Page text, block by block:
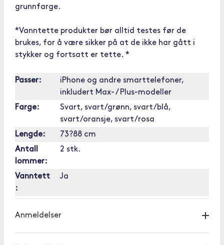
grunnfarge.
*Vanntette produkter bør alltid testes før de
brukes, for å være sikker på at de ikke har gått i
stykker og fortsatt er tette. *
Passer:
iPhone og andre smarttelefoner,
inkludert Max- / Plus-modeller
Farge:
Svart, svart/grønn, svart/blå,
svart/oransje, svart/rosa
Lengde:
73?88 cm
Antall
lommer:
2 stk.
Vanntett
:
Ja
Anmeldelser